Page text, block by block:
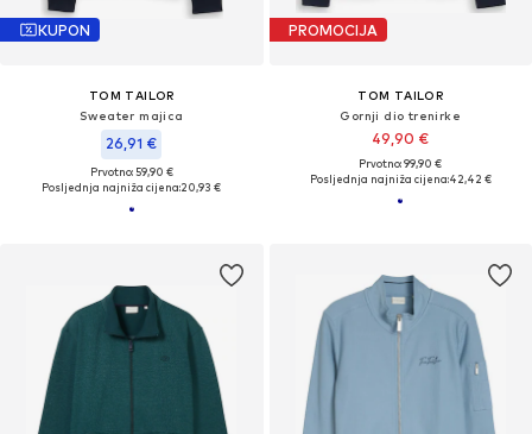
KUPON
TOM TAILOR
Sweater majica
26,91 €
Prvotno: 59,90 €
Posljednja najniža cijena:20,93 €
PROMOCIJA
TOM TAILOR
Gornji dio trenirke
49,90 €
Prvotno: 99,90 €
Posljednja najniža cijena:42,42 €